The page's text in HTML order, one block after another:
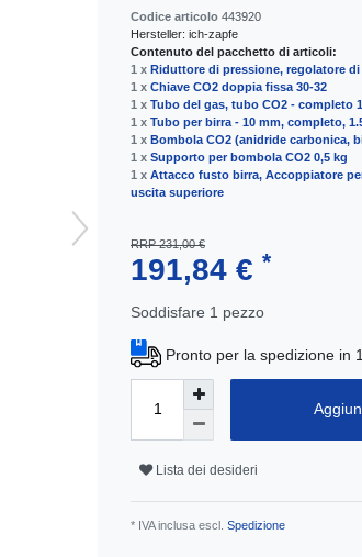
Codice articolo 443920
Hersteller: ich-zapfe
Contenuto del pacchetto di articoli:
1 x Riduttore di pressione, regolatore
1 x Chiave CO2 doppia fissa 30-32
1 x Tubo del gas, tubo CO2 - completo
1 x Tubo per birra - 10 mm, completo,
1 x Bombola CO2 (anidride carbonica,
1 x Supporto per bombola CO2 0,5 kg
1 x Attacco fusto birra, Accoppiatore
uscita superiore
RRP 231,00 €
191,84 € *
Soddisfare 1 pezzo
Pronto per la spedizione in
Lista dei desideri
* IVA inclusa escl. Spedizione